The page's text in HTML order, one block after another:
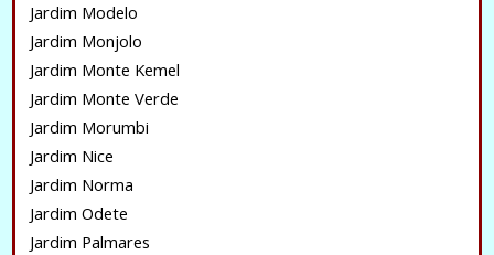
Jardim Modelo
Jardim Monjolo
Jardim Monte Kemel
Jardim Monte Verde
Jardim Morumbi
Jardim Nice
Jardim Norma
Jardim Odete
Jardim Palmares